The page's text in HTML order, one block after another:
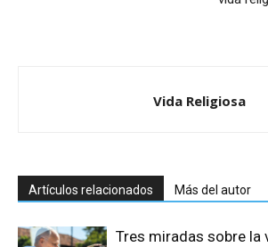
Vida Religiosa
Artículos relacionados Más del autor
Tres miradas sobre la